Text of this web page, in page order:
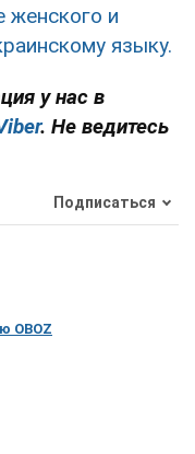
женского и
языку.
у нас в
. Не ведитесь
Подписаться
OBOZ